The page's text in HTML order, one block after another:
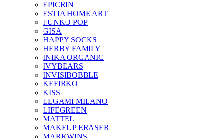
EPICRIN
ESTIA HOME ART
FUNKO POP
GISA
HAPPY SOCKS
HERBY FAMILY
INIKA ORGANIC
IVYBEARS
INVISIBOBBLE
KEFIRKO
KISS
LEGAMI MILANO
LIFEGREEN
MATTEL
MAKEUP ERASER
MARKWINS